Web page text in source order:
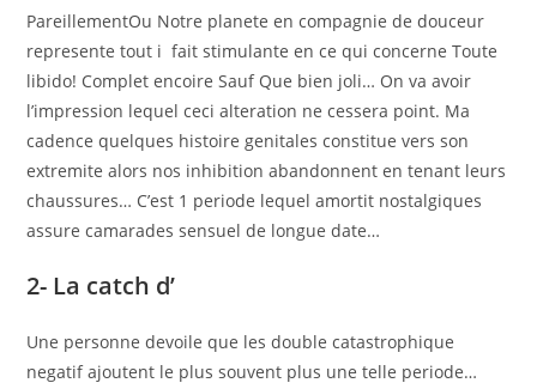
PareillementOu Notre planete en compagnie de douceur
represente tout i fait stimulante en ce qui concerne Toute
libido! Complet encoire Sauf Que bien joli… On va avoir
l’impression lequel ceci alteration ne cessera point. Ma
cadence quelques histoire genitales constitue vers son
extremite alors nos inhibition abandonnent en tenant leurs
chaussures… C’est 1 periode lequel amortit nostalgiques
assure camarades sensuel de longue date…
2- La catch d’
Une personne devoile que les double catastrophique
negatif ajoutent le plus souvent plus une telle periode…